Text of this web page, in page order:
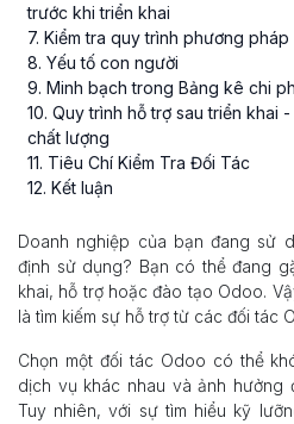
trước khi triển khai
7. Kiểm tra quy trình phương pháp
8. Yếu tố con người
9. Minh bạch trong Bảng kê chi
10. Quy trình hỗ trợ sau triển khai
chất lượng
11. Tiêu Chí Kiểm Tra Đối Tác
12. Kết luận
Doanh nghiệp của bạn đang sử
định sử dụng? Bạn có thể đang
khai, hỗ trợ hoặc đào tạo Odoo.
là tìm kiếm sự hỗ trợ từ các đối tác
Chọn một đối tác Odoo có thể
dịch vụ khác nhau và ảnh hưởng
Tuy nhiên, với sự tìm hiểu kỹ